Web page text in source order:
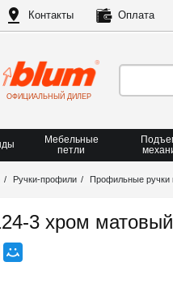
Контакты Оплата
ОФИЦИАЛЬНЫЙ ДИЛЕР
Мебельные
петли
Ручки-профили Профильные ручки
3 хром матовый